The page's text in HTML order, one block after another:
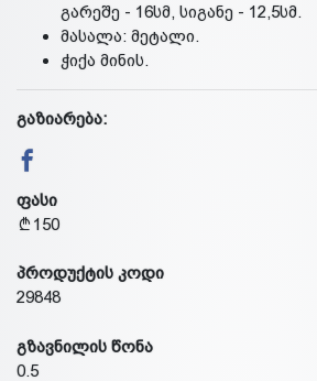
გარეშე - 16სმ, სიგანე - 12,5სმ.
მასალა: მეტალი.
ჭიქა მინის.
გაზიარება:
ფასი
150
პროდუქტის კოდი
29848
გზავნილის წონა
0.5